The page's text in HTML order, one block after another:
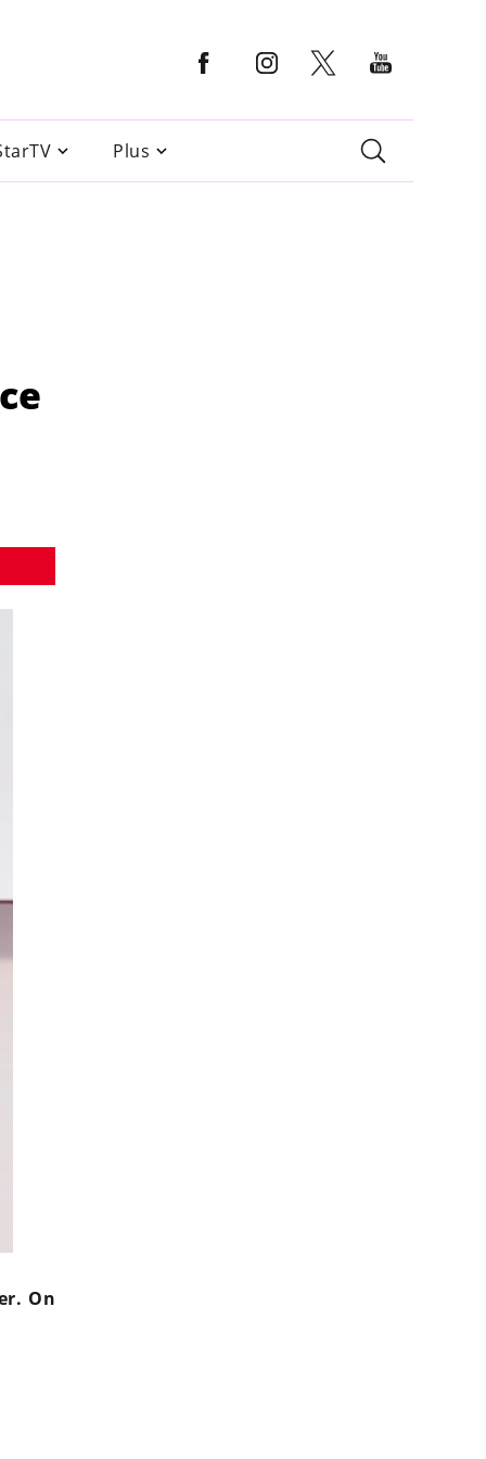
Plus
On